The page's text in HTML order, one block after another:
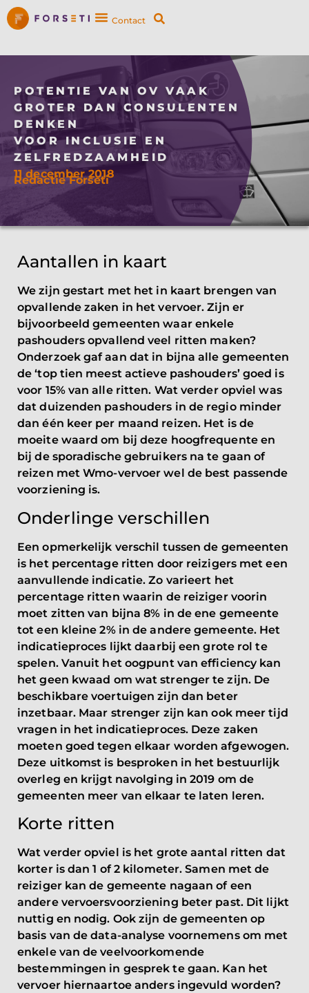
Contact
POTENTIE VAN OV VAAK
GROTER DAN CONSULENTEN
DENKEN
VOOR INCLUSIE EN
ZELFREDZAAMHEID
11 december 2018
Redactie Forseti
Aantallen in kaart
We zijn gestart met het in kaart brengen van
opvallende zaken in het vervoer. Zijn er
bijvoorbeeld gemeenten waar enkele
pashouders opvallend veel ritten maken?
Onderzoek gaf aan dat in bijna alle gemeenten
de ‘top tien meest actieve pashouders’ goed is
voor 15% van alle ritten. Wat verder opviel was
dat duizenden pashouders in de regio minder
dan één keer per maand reizen. Het is de
moeite waard om bij deze hoogfrequente en
bij de sporadische gebruikers na te gaan of
reizen met Wmo-vervoer wel de best passende
voorziening is.
Onderlinge verschillen
Een opmerkelijk verschil tussen de gemeenten
is het percentage ritten door reizigers met een
aanvullende indicatie. Zo varieert het
percentage ritten waarin de reiziger voorin
moet zitten van bijna 8% in de ene gemeente
tot een kleine 2% in de andere gemeente. Het
indicatieproces lijkt daarbij een grote rol te
spelen. Vanuit het oogpunt van efficiency kan
het geen kwaad om wat strenger te zijn. De
beschikbare voertuigen zijn dan beter
inzetbaar. Maar strenger zijn kan ook meer tijd
vragen in het indicatieproces. Deze zaken
moeten goed tegen elkaar worden afgewogen.
Deze uitkomst is besproken in het bestuurlijk
overleg en krijgt navolging in 2019 om de
gemeenten meer van elkaar te laten leren.
Korte ritten
Wat verder opviel is het grote aantal ritten dat
korter is dan 1 of 2 kilometer. Samen met de
reiziger kan de gemeente nagaan of een
andere vervoersvoorziening beter past. Dit lijkt
nuttig en nodig. Ook zijn de gemeenten op
basis van de data-analyse voornemens om met
enkele van de veelvoorkomende
bestemmingen in gesprek te gaan. Kan het
vervoer hiernaartoe anders ingevuld worden?